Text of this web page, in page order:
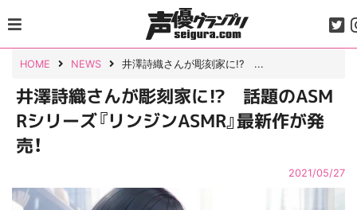
to
content
HOME NEWS 井澤詩織さんが彫刻家に!? ...
井澤詩織さんが彫刻家に!? 話題のASM
Rシリーズ『リンジンASMR』最新作が発
売！
2021/05/27